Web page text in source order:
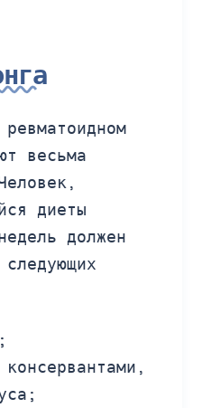
весьма
диеты
должен